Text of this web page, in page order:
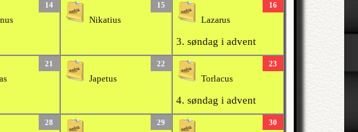
14 15
Nikatius
16
Lazarus
3. søndag i advent
21 22
Japetus
23
Torlacus
4. søndag i advent
28 29 30